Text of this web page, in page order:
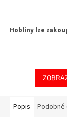
Hobliny lze
Popis Podobné